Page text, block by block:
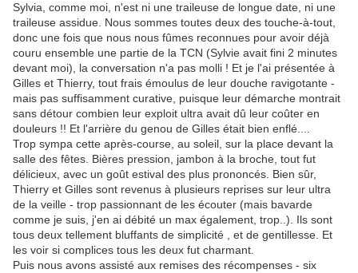
Sylvia, comme moi, n'est ni une traileuse de longue date, ni une
traileuse assidue. Nous sommes toutes deux des touche-à-tout,
donc une fois que nous nous fûmes reconnues pour avoir déjà
couru ensemble une partie de la TCN (Sylvie avait fini 2 minutes
devant moi), la conversation n'a pas molli ! Et je l'ai présentée à
Gilles et Thierry, tout frais émoulus de leur douche ravigotante -
mais pas suffisamment curative, puisque leur démarche montrait
sans détour combien leur exploit ultra avait dû leur coûter en
douleurs !! Et l'arrière du genou de Gilles était bien enflé....
Trop sympa cette après-course, au soleil, sur la place devant la
salle des fêtes. Bières pression, jambon à la broche, tout fut
délicieux, avec un goût estival des plus prononcés. Bien sûr,
Thierry et Gilles sont revenus à plusieurs reprises sur leur ultra
de la veille - trop passionnant de les écouter (mais bavarde
comme je suis, j'en ai débité un max également, trop..). Ils sont
tous deux tellement bluffants de simplicité , et de gentillesse. Et
les voir si complices tous les deux fut charmant.
Puis nous avons assisté aux remises des récompenses - six